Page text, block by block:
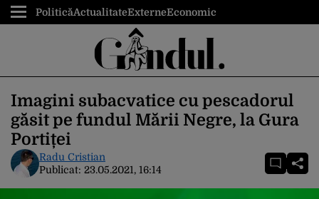
PoliticăActualitateExterneEconomic
Imagini subacvatice cu pescadorul
găsit pe fundul Mării Negre, la Gura
Portiței
Radu Cristian
Publicat: 23.05.2021, 16:14